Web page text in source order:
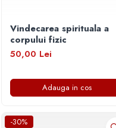
Vindecarea spirituala a
corpului fizic
50,00 Lei
Adauga in cos
-30%